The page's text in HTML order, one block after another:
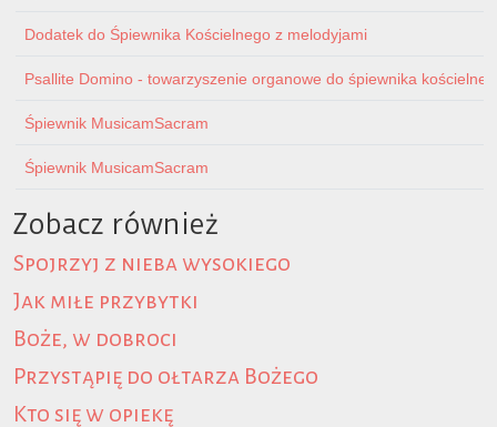
Dodatek do Śpiewnika Kościelnego z melodyjami
Psallite Domino - towarzyszenie organowe do śpiewnika
Śpiewnik MusicamSacram
Śpiewnik MusicamSacram
Zobacz również
Spojrzyj z nieba wysokiego
Jak miłe przybytki
Boże, w dobroci
Przystąpię do ołtarza Bożego
Kto się w opiekę